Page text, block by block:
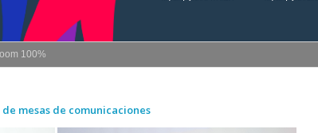
100%
de mesas de comunicaciones